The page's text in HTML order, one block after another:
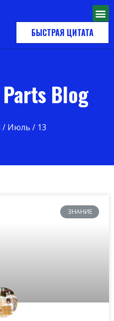
БЫСТРАЯ ЦИТАТА
Blog
/ Июль / 13
ЗНАНИЕ